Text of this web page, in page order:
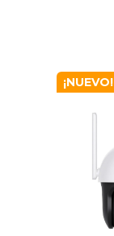
¡NUEVO!